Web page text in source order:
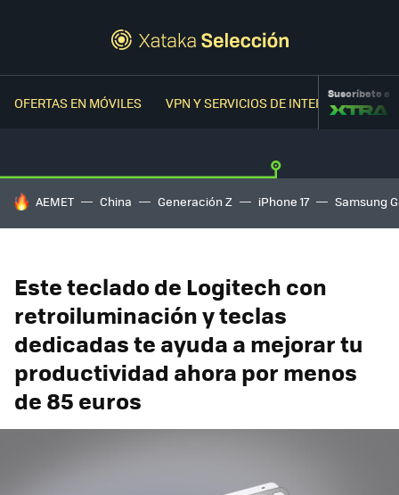
OFERTAS EN MÓVILES VPN Y SERVICIOS DE INTERNETSuscríbete a
HOY SE HABLA DE
AEMET China Generación Z iPhone 17 Samsung
Este teclado de Logitech con
retroiluminación y teclas
dedicadas te ayuda a mejorar tu
productividad ahora por menos
de 85 euros